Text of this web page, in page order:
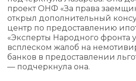
проект ОНФ «За права
открыл дополнительный
центр по предоставлению
«Эксперты Народного фронта
всплеском жалоб на
банков в предоставлении
— подчеркнула она.